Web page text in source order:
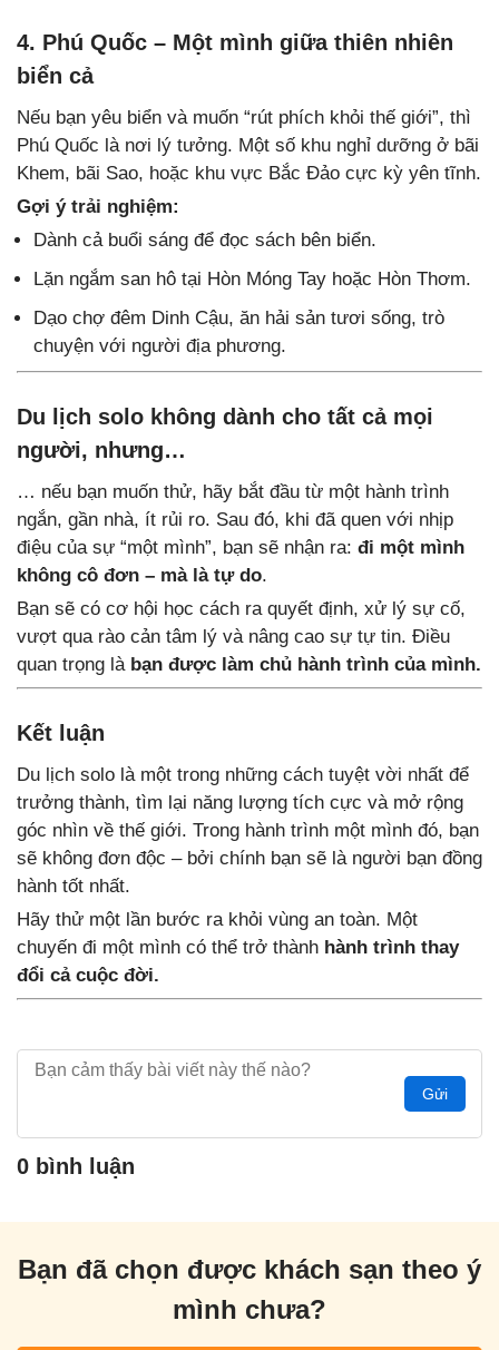
4. Phú Quốc – Một mình giữa thiên nhiên
biển cả
Nếu bạn yêu biển và muốn “rút phích khỏi thế giới”, thì
Phú Quốc là nơi lý tưởng. Một số khu nghỉ dưỡng ở bãi
Khem, bãi Sao, hoặc khu vực Bắc Đảo cực kỳ yên tĩnh.
Gợi ý trải nghiệm:
Dành cả buổi sáng để đọc sách bên biển.
Lặn ngắm san hô tại Hòn Móng Tay hoặc Hòn Thơm.
Dạo chợ đêm Dinh Cậu, ăn hải sản tươi sống, trò
chuyện với người địa phương.
Du lịch solo không dành cho tất cả mọi
người, nhưng…
… nếu bạn muốn thử, hãy bắt đầu từ một hành trình
ngắn, gần nhà, ít rủi ro. Sau đó, khi đã quen với nhịp
điệu của sự “một mình”, bạn sẽ nhận ra: đi một mình
không cô đơn – mà là tự do.
Bạn sẽ có cơ hội học cách ra quyết định, xử lý sự cố,
vượt qua rào cản tâm lý và nâng cao sự tự tin. Điều
quan trọng là bạn được làm chủ hành trình của mình.
Kết luận
Du lịch solo là một trong những cách tuyệt vời nhất để
trưởng thành, tìm lại năng lượng tích cực và mở rộng
góc nhìn về thế giới. Trong hành trình một mình đó, bạn
sẽ không đơn độc – bởi chính bạn sẽ là người bạn đồng
hành tốt nhất.
Hãy thử một lần bước ra khỏi vùng an toàn. Một
chuyến đi một mình có thể trở thành hành trình thay
đổi cả cuộc đời.
Gửi
0 bình luận
Bạn đã chọn được khách sạn theo ý
mình chưa?